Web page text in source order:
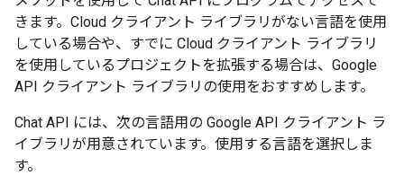
きます。Cloud クライアント ライブラリがない言語を使用
している場合や、すでに Cloud クライアント ライブラリ
を使用しているプロジェクトを拡張する場合は、Google
API クライアント ライブラリの使用をおすすめします。
Chat API には、次の言語用の Google API クライアント ラ
イブラリが用意されています。使用する言語を選択しま
す。